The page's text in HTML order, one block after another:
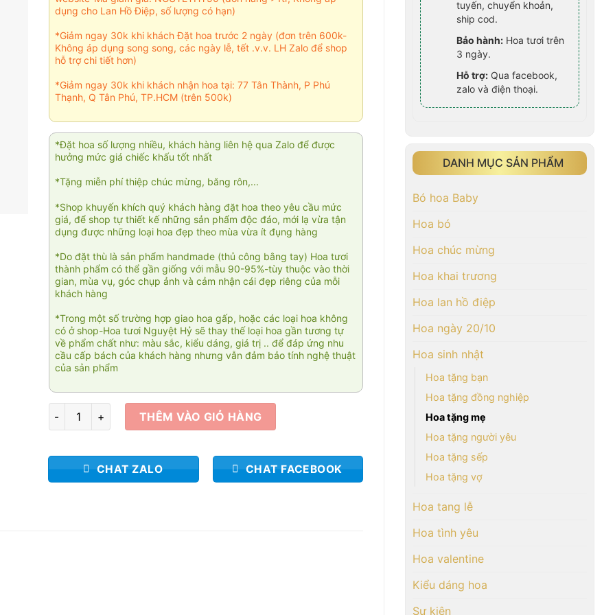
tuyến, chuyển khoản,
ship cod.
Bảo hành: Hoa tươi trên
3 ngày.
Hỗ trợ: Qua facebook,
zalo và điện thoại.
DANH MỤC SẢN PHẨM
Bó hoa Baby
Hoa bó
Hoa chúc mừng
Hoa khai trương
Hoa lan hồ điệp
Hoa ngày 20/10
Hoa sinh nhật
Hoa tặng bạn
Hoa tặng đồng nghiệp
Hoa tặng mẹ
Hoa tặng người yêu
Hoa tặng sếp
Hoa tặng vợ
Hoa tang lễ
Hoa tình yêu
Hoa valentine
Kiểu dáng hoa
Sự kiện
dụng cho Lan Hồ Điệp, số lượng có hạn)
*Giảm ngay 30k khi khách Đặt hoa trước 2 ngày (đơn trên 600k-
Không áp dụng song song, các ngày lễ, tết .v.v. LH Zalo để shop
hỗ trợ chi tiết hơn)
*Giảm ngay 30k khi khách nhận hoa tại: 77 Tân Thành, P Phú
Thạnh, Q Tân Phú, TP.HCM (trên 500k)
*Đặt hoa số lượng nhiều, khách hàng liên hệ qua Zalo để được
hưởng mức giá chiếc khấu tốt nhất
*Tặng miễn phí thiệp chúc mừng, băng rôn,...
*Shop khuyến khích quý khách hàng đặt hoa theo yêu cầu mức
giá, để shop tự thiết kế những sản phẩm độc đáo, mới lạ vừa tận
dụng được những loại hoa đẹp theo mùa vừa ít đụng hàng
*Do đặt thù là sản phẩm handmade (thủ công bằng tay) Hoa tươi
thành phẩm có thể gần giống với mẫu 90-95%-tùy thuộc vào thời
gian, mùa vụ, góc chụp ảnh và cảm nhận cái đẹp riêng của mỗi
khách hàng
*Trong một số trường hợp giao hoa gấp, hoặc các loại hoa không
có ở shop-Hoa tươi Nguyệt Hỷ sẽ thay thế loại hoa gần tương tự
về phẩm chất như: màu sắc, kiểu dáng, giá trị .. để đáp ứng nhu
cầu cấp bách của khách hàng nhưng vẫn đảm bảo tính nghệ thuật
của sản phẩm
Pink roses 005 số lượngTHÊM VÀO GIỎ HÀNG
CHAT ZALO CHAT FACEBOOK